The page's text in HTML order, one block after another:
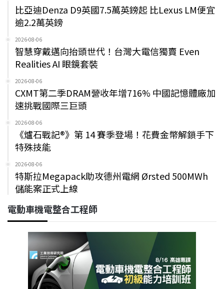
比亞迪Denza D9英國7.5萬英鎊起 比Lexus LM便宜
逾2.2萬英鎊
2026-08-06
智慧穿戴邁向抬頭世代！台灣大電信獨賣 Even
Realities AI 眼鏡套裝
2026-08-06
CXMT第二季DRAM營收年增716% 中國記憶體廠加
速挑戰國際三巨頭
2026-08-06
《爐石戰記®》第 14 賽季登場！花費金幣解鎖手下
特殊技能
2026-08-06
特斯拉Megapack助攻德州電網 Ørsted 500MWh
儲能案正式上線
電動車機電整合工程師